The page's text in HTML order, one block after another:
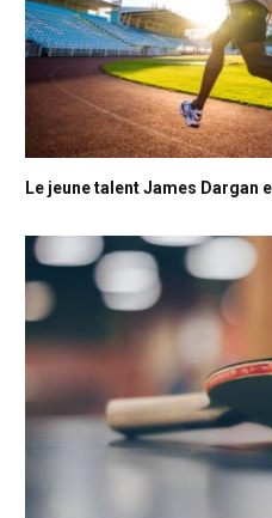
Le jeune talent James Dargan